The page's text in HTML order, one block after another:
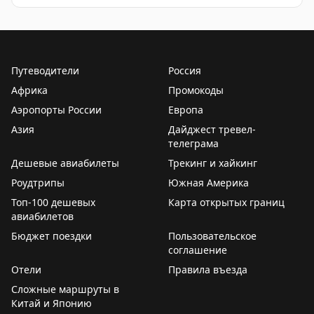
Путеводители
Россия
Африка
Промокоды
Аэропорты России
Европа
Азия
Дайджест тревел-
телеграма
Дешевые авиабилеты
Трекинг и хайкинг
Роудтрипы
Южная Америка
Топ-100 дешевых
авиабилетов
Карта открытых границ
Бюджет поездки
Пользовательское
соглашение
Отели
Правила въезда
Сложные маршруты в
Китай и Японию